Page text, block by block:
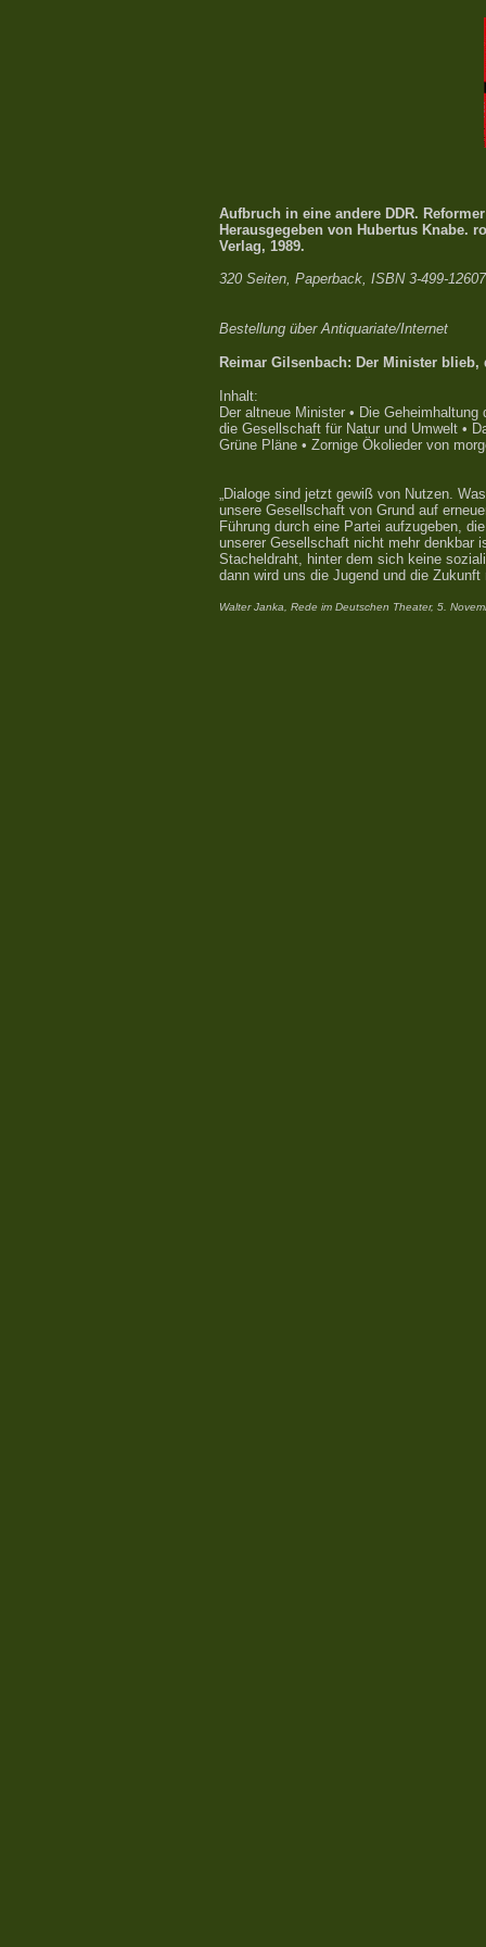
Aufbruch in eine andere DDR.
Herausgegeben von Hubertus Knabe.
Verlag, 1989.
320 Seiten, Paperback, ISBN 3-499-
Bestellung über Antiquariate/Internet
Reimar Gilsenbach: Der Minister blieb,
Inhalt:
Der altneue Minister • Die
die Gesellschaft für Natur und Umwelt •
Grüne Pläne • Zornige Ökolieder von
„Dialoge sind jetzt gewiß von Nutzen.
unsere Gesellschaft von Grund auf
Führung durch eine Partei aufzugeben,
unserer Gesellschaft nicht mehr denkbar
Stacheldraht, hinter dem sich keine
dann wird uns die Jugend und die Zukunft
Walter Janka, Rede im Deutschen Theater, 5.